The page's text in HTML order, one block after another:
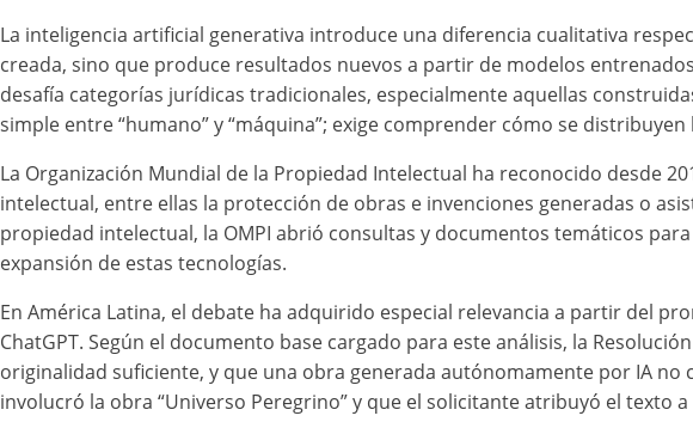
La inteligencia artificial generativa introduce una diferencia cualitativa
creada, sino que produce resultados nuevos a partir de modelos
desafía categorías jurídicas tradicionales, especialmente aquellas
simple entre “humano” y “máquina”; exige comprender cómo se
La Organización Mundial de la Propiedad Intelectual ha reconocido desde
intelectual, entre ellas la protección de obras e invenciones generadas o
propiedad intelectual, la OMPI abrió consultas y documentos temáticos
expansión de estas tecnologías.
En América Latina, el debate ha adquirido especial relevancia a partir del
ChatGPT. Según el documento base cargado para este análisis, la
originalidad suficiente, y que una obra generada autónomamente por IA
involucró la obra “Universo Peregrino” y que el solicitante atribuyó el texto